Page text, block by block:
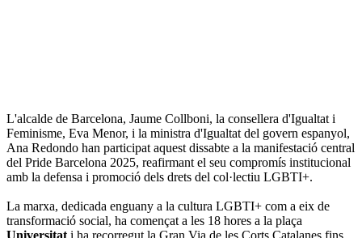
L'alcalde de Barcelona, Jaume Collboni, la consellera d'Igualtat i
Feminisme, Eva Menor, i la ministra d'Igualtat del govern espanyol,
Ana Redondo han participat aquest dissabte a la manifestació central
del Pride Barcelona 2025, reafirmant el seu compromís institucional
amb la defensa i promoció dels drets del col·lectiu LGBTI+.
La marxa, dedicada enguany a la cultura LGBTI+ com a eix de
transformació social, ha començat a les 18 hores a la plaça